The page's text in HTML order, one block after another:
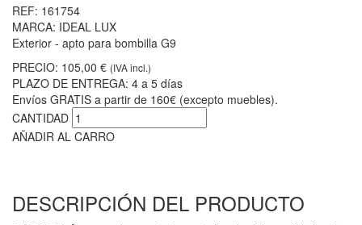
REF: 161754
MARCA: IDEAL LUX
Exterior - apto para bombilla G9
PRECIO: 105,00 € (IVA incl.)
PLAZO DE ENTREGA: 4 a 5 días
Envíos GRATIS a partir de 160€ (excepto muebles).
CANTIDAD
AÑADIR AL CARRO
DESCRIPCIÓN DEL PRODUCTO